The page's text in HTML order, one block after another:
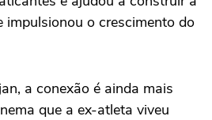
o crescimento do
a conexão é ainda mais
que a ex-atleta viveu